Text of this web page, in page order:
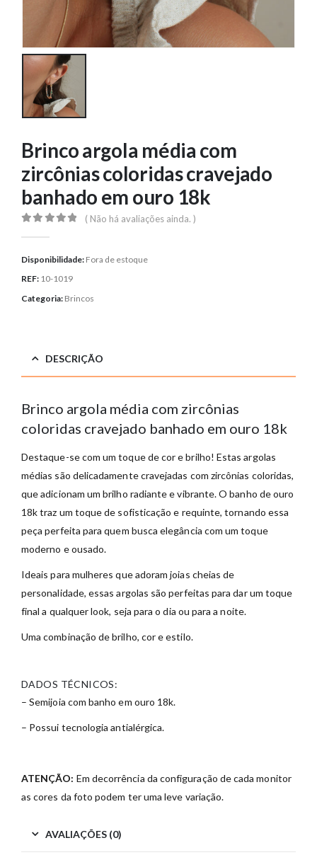
Brinco argola média com
zircônias coloridas cravejado
banhado em ouro 18k
( Não há avaliações ainda. )
Disponibilidade: Fora de estoque
REF: 10-1019
Categoria: Brincos
DESCRIÇÃO
Brinco argola média com zircônias
coloridas cravejado banhado em ouro 18k
Destaque-se com um toque de cor e brilho! Estas argolas
médias são delicadamente cravejadas com zircônias coloridas,
que adicionam um brilho radiante e vibrante. O banho de ouro
18k traz um toque de sofisticação e requinte, tornando essa
peça perfeita para quem busca elegância com um toque
moderno e ousado.
Ideais para mulheres que adoram joias cheias de
personalidade, essas argolas são perfeitas para dar um toque
final a qualquer look, seja para o dia ou para a noite.
Uma combinação de brilho, cor e estilo.
DADOS TÉCNICOS:
– Semijoia com banho em ouro 18k.
– Possui tecnologia antialérgica.
ATENÇÃO: Em decorrência da configuração de cada monitor
as cores da foto podem ter uma leve variação.
AVALIAÇÕES (0)